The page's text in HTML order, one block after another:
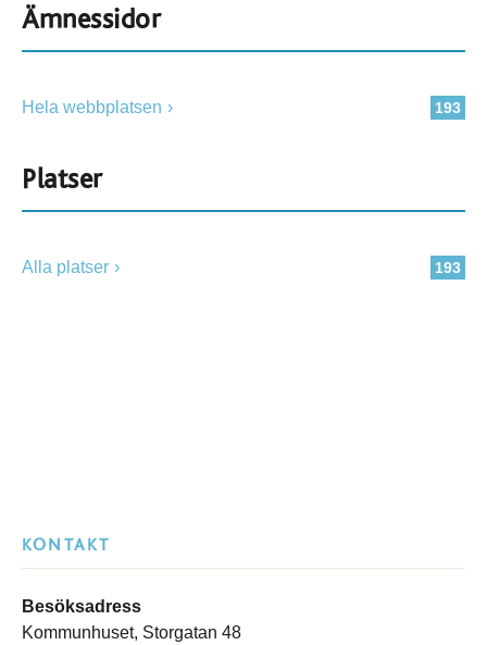
Ämnessidor
193
Hela webbplatsen
Platser
193
Alla platser
KONTAKT
Besöksadress
Kommunhuset, Storgatan 48